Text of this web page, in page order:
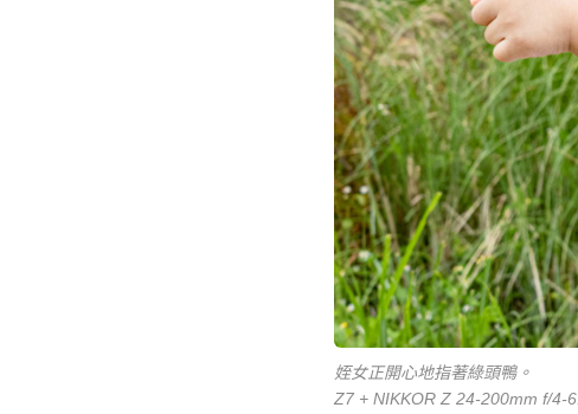
姪女正開心地指著綠頭鴨。
Z7 + NIKKOR Z 24-200mm f/4-